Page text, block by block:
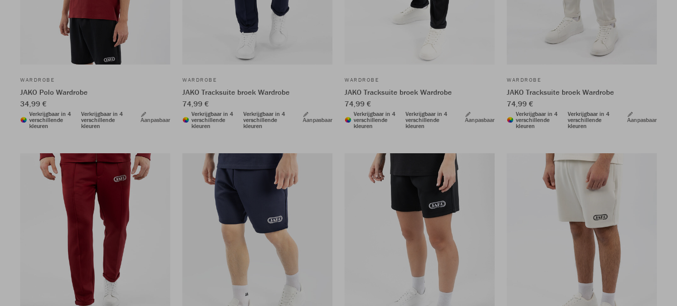
WARDROBE
JAKO Polo Wardrobe
34,99 €
Verkrijgbaar in 4
verschillende
kleuren
Verkrijgbaar in 4
verschillende
kleuren
Aanpasbaar
WARDROBE
JAKO Tracksuite broek Wardrobe
74,99 €
Verkrijgbaar in 4
verschillende
kleuren
Verkrijgbaar in 4
verschillende
kleuren
Aanpasbaar
WARDROBE
JAKO Tracksuite broek Wardrobe
74,99 €
Verkrijgbaar in 4
verschillende
kleuren
Verkrijgbaar in 4
verschillende
kleuren
Aanpasbaar
WARDROBE
JAKO Tracksuite broek Wardrobe
74,99 €
Verkrijgbaar in 4
verschillende
kleuren
Verkrijgbaar in 4
verschillende
kleuren
Aanpasbaar